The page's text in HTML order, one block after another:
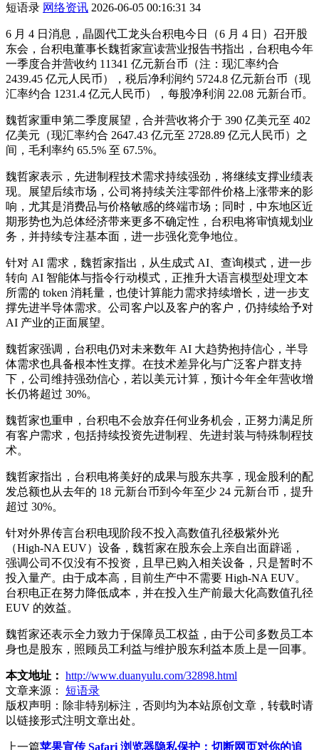
短语录 网络资讯 2026-06-05 00:16:31 34
6 月 4 日消息，晶圆代工龙头台积电今日（6 月 4 日）召开股
东会，台积电董事长魏哲家宣读营业报告书指出，台积电今年
一季度合并营收约 11341 亿元新台币（注：现汇率约合
2439.45 亿元人民币），税后净利润约 5724.8 亿元新台币（现
汇率约合 1231.4 亿元人民币），每股净利润 22.08 元新台币。
魏哲家重申第二季度展望，合并营收将介于 390 亿美元至 402
亿美元（现汇率约合 2647.43 亿元至 2728.89 亿元人民币）之
间，毛利率约 65.5% 至 67.5%。
魏哲家表示，先进制程技术需求持续强劲，将继续支撑业绩表
现。展望后续市场，公司将持续关注零部件价格上涨带来的影
响，尤其是消费品与价格敏感的终端市场；同时，中东地区近
期形势也为总体经济带来更多不确定性，台积电将审慎规划业
务，并持续专注基本面，进一步强化竞争地位。
针对 AI 需求，魏哲家指出，从生成式 AI、查询模式，进一步
转向 AI 智能体与指令行动模式，正推升大语言模型处理文本
所需的 token 消耗量，也使计算能力需求持续增长，进一步支
撑先进半导体需求。公司客户以及客户的客户，仍持续给予对
AI 产业的正面展望。
魏哲家强调，台积电仍对未来数年 AI 大趋势抱持信心，半导
体需求也具备根本性支撑。在技术差异化与广泛客户群支持
下，公司维持强劲信心，若以美元计算，预计今年全年营收增
长仍将超过 30%。
魏哲家也重申，台积电不会放弃任何业务机会，正努力满足所
有客户需求，包括持续投资先进制程、先进封装与特殊制程技
术。
魏哲家指出，台积电将美好的成果与股东共享，现金股利的配
发总额也从去年的 18 元新台币到今年至少 24 元新台币，提升
超过 30%。
针对外界传言台积电现阶段不投入高数值孔径极紫外光
（High-NA EUV）设备，魏哲家在股东会上亲自出面辟谣，
强调公司不仅没有不投资，且早已购入相关设备，只是暂时不
投入量产。由于成本高，目前生产中不需要 High-NA EUV。
台积电正在努力降低成本，并在投入生产前最大化高数值孔径
EUV 的效益。
魏哲家还表示全力致力于保障员工权益，由于公司多数员工本
身也是股东，照顾员工利益与维护股东利益本质上是一回事。
本文地址： http://www.duanyulu.com/32898.html
文章来源：
短语录
版权声明： 除非特别标注，否则均为本站原创文章，转载时请
以链接形式注明文章出处。
上一篇苹果宣传 Safari 浏览器隐私保护：切断网页对你的追